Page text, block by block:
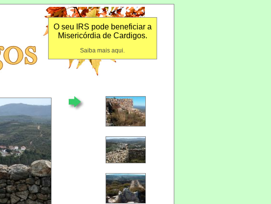
O seu IRS pode beneficiar a
Misericórdia de Cardigos.
Saiba mais aqui.